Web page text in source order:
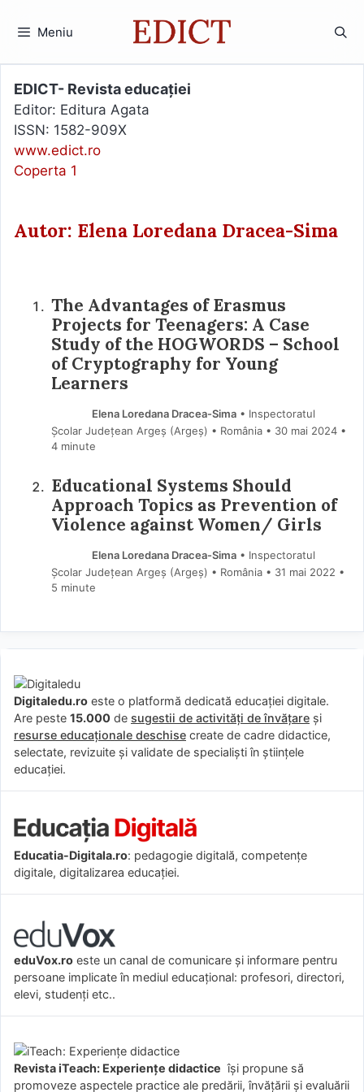
Meniu
EDICT- Revista educației
Editor: Editura Agata
ISSN: 1582-909X
www.edict.ro
Coperta 1
Autor: Elena Loredana Dracea-Sima
The Advantages of Erasmus
Projects for Teenagers: A Case
Study of the HOGWORDS – School
of Cryptography for Young
Learners
Elena Loredana Dracea-Sima• Inspectoratul
Școlar Județean Argeș (Argeş) • România
30 mai 2024 •
4 minute
Educational Systems Should
Approach Topics as Prevention of
Violence against Women/ Girls
Elena Loredana Dracea-Sima• Inspectoratul
Școlar Județean Argeș (Argeş) • România
31 mai 2022 •
5 minute
Digitaledu.ro este o platformă dedicată educației digitale.
Are peste 15.000 de sugestii de activități de învățare și
resurse educaționale deschise create de cadre didactice,
selectate, revizuite și validate de specialiști în științele
educației.
Educatia-Digitala.ro: pedagogie digitală, competențe
digitale, digitalizarea educației.
eduVox.ro este un canal de comunicare și informare pentru
persoane implicate în mediul educațional: profesori, directori,
elevi, studenți etc..
Revista iTeach: Experienţe didactice îşi propune să
promoveze aspectele practice ale predării, învăţării şi evaluării